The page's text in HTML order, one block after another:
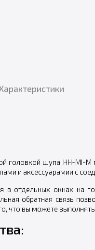
головкой щупа. HH-MI-
и аксессуарамии с
отдельных окнах на
обратная связь
что вы можете